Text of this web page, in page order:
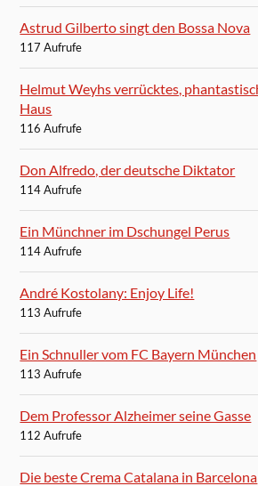
Astrud Gilberto singt den Bossa Nova
117 Aufrufe
Helmut Weyhs verrücktes,
Haus
116 Aufrufe
Don Alfredo, der deutsche Diktator
114 Aufrufe
Ein Münchner im Dschungel Perus
114 Aufrufe
André Kostolany: Enjoy Life!
113 Aufrufe
Ein Schnuller vom FC Bayern München
113 Aufrufe
Dem Professor Alzheimer seine Gasse
112 Aufrufe
Die beste Crema Catalana in Barcelona